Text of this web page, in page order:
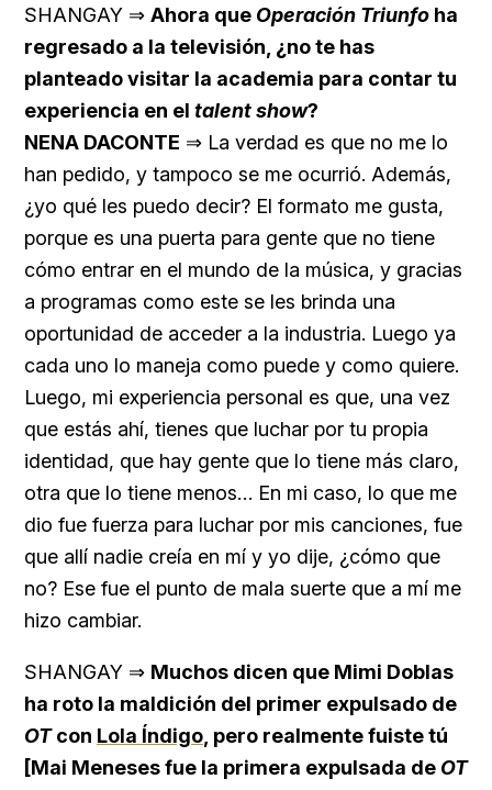
SHANGAY ⇒ Ahora que Operación Triunfo ha
regresado a la televisión, ¿no te has
planteado visitar la academia para contar tu
experiencia en el talent show?
NENA DACONTE ⇒ La verdad es que no me lo
han pedido, y tampoco se me ocurrió. Además,
¿yo qué les puedo decir? El formato me gusta,
porque es una puerta para gente que no tiene
cómo entrar en el mundo de la música, y gracias
a programas como este se les brinda una
oportunidad de acceder a la industria. Luego ya
cada uno lo maneja como puede y como quiere.
Luego, mi experiencia personal es que, una vez
que estás ahí, tienes que luchar por tu propia
identidad, que hay gente que lo tiene más claro,
otra que lo tiene menos… En mi caso, lo que me
dio fue fuerza para luchar por mis canciones, fue
que allí nadie creía en mí y yo dije, ¿cómo que
no? Ese fue el punto de mala suerte que a mí me
hizo cambiar.
SHANGAY ⇒ Muchos dicen que Mimi Doblas
ha roto la maldición del primer expulsado de
OTcon Lola Índigo , pero realmente fuiste tú
[Mai Meneses fue la primera expulsada de OT